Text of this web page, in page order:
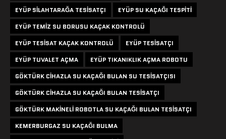
EYÜP SILAHTARAĞA TESISATÇI
EYÜP SU KAÇAĞI TESPITI
EYÜP TEMIZ SU BORUSU KAÇAK KONTROLÜ
EYÜP TESISAT KAÇAK KONTROLÜ
EYÜP TESISATÇI
EYÜP TUVALET AÇMA
EYÜP TIKANIKLIK AÇMA ROBOTU
GÖKTÜRK CIHAZLA SU KAÇAĞI BULAN SU TESISATÇISI
GÖKTÜRK CIHAZLA SU KAÇAĞI BULAN TESISATÇI
GÖKTÜRK MAKINELI ROBOTLA SU KAÇAĞI BULAN TESISATÇI
KEMERBURGAZ SU KAÇAĞI BULMA